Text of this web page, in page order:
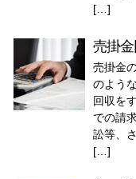
[…]
売掛
売掛金
のよう
回収を
での請
訟等、
[…]